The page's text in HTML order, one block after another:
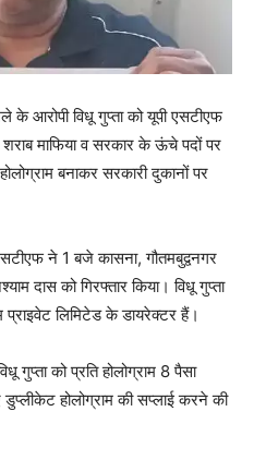
के आरोपी विधू गुप्ता को यूपी एसटीएफ
माफिया व सरकार के ऊंचे पदों पर
बनाकर सरकारी दुकानों पर
ने 1 बजे कासना, गौतमबुद्वनगर
दास को गिरफ्तार किया। विधू गुप्ता
प्राइवेट लिमिटेड के डायरेक्टर हैं।
को प्रति होलोग्राम 8 पैसा
होलोग्राम की सप्लाई करने की